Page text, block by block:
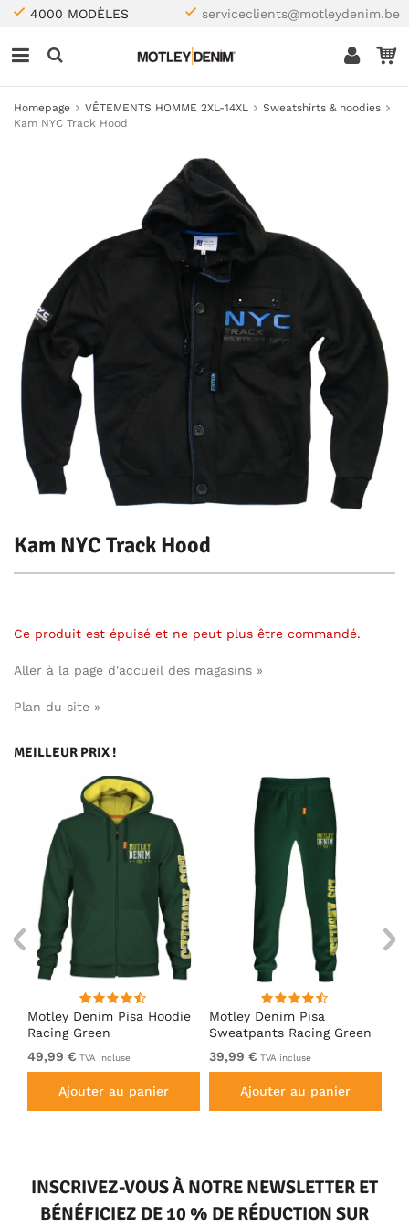
4000 MODÈLES serviceclients@motleydenim.be
Homepage VÊTEMENTS HOMME 2XL-14XL
Sweatshirts & hoodies
Kam NYC Track Hood
Kam NYC Track Hood
Ce produit est épuisé et ne peut plus être commandé.
Aller à la page d'accueil des magasins »
Plan du site »
MEILLEUR PRIX !
Motley Denim Pisa Hoodie
Racing Green
49,99 € TVA incluse
Ajouter au panier
Motley Denim Pisa
Sweatpants Racing Green
39,99 € TVA incluse
Ajouter au panier
INSCRIVEZ-VOUS À NOTRE NEWSLETTER ET
BÉNÉFICIEZ DE 10 % DE RÉDUCTION SUR